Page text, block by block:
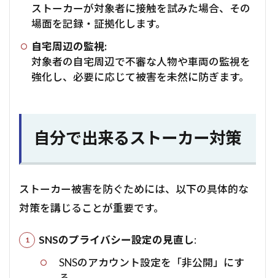
ストーカーが対象者に接触を試みた場合、その
場面を記録・証拠化します。
自宅周辺の監視:
対象者の自宅周辺で不審な人物や車両の監視を
強化し、必要に応じて被害を未然に防ぎます。
自分で出来るストーカー対策
ストーカー被害を防ぐためには、以下の具体的な
対策を講じることが重要です。
SNSのプライバシー設定の見直し:
SNSのアカウント設定を「非公開」にす